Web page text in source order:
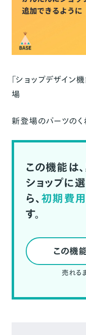
「ショップデザイン
場
新登場のパーツの
この機能は
ショップに
ら、初期費
す。
この機
売れる